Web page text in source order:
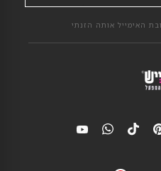
האימייל אותה הזנתי
מצאי
מצאי
מצאי